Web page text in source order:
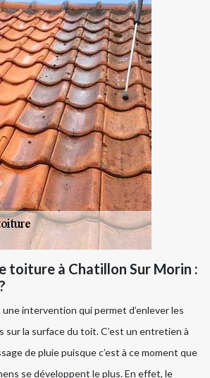
toiture à Chatillon Sur Morin :
intervention qui permet d’enlever les
sur la surface du toit. C’est un entretien à
de pluie puisque c’est à ce moment que
se développent le plus. En effet, le